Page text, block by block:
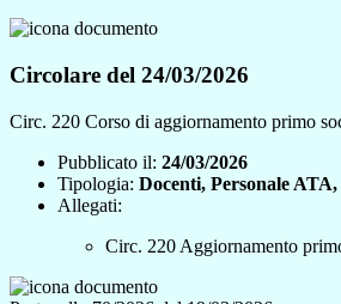
Circolare del 24/03/2026
Circ. 220 Corso di aggiornamento primo
Pubblicato il: 24/03/2026
Tipologia: Docenti, Personale
Allegati:
Circ. 220 Aggiornamento